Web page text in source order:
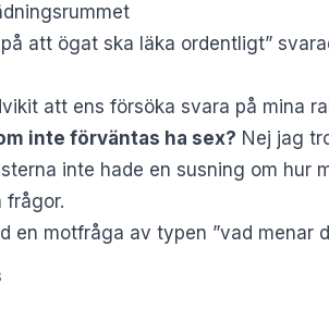
att ögat ska läka ordentligt”
att ens försöka svara på mina
inte förväntas ha sex? Nej jag
inte hade en susning om hur
frågor.
motfråga av typen ”vad menar